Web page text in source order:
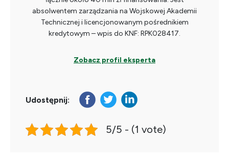
absolwentem zarządzania na Wojskowej Akademii
Technicznej i licencjonowanym pośrednikiem
kredytowym – wpis do KNF: RPK028417.
Zobacz profil eksperta
Udostępnij:
5/5 - (1 vote)